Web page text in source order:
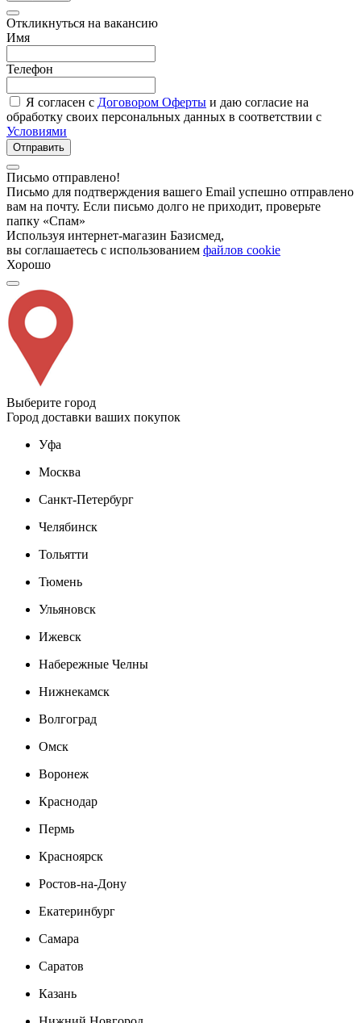
Откликнуться на вакансию
Имя
Телефон
Я согласен с Договором Оферты и даю согласие на
обработку своих персональных данных в соответствии с
Условиями
Отправить
Письмо отправлено!
Письмо для подтверждения вашего Email успешно отправлено
вам на почту. Если письмо долго не приходит, проверьте
папку «Спам»
Используя интернет-магазин Базисмед,
вы соглашаетесь с использованием файлов cookie
Хорошо
Выберите город
Город доставки ваших покупок
Уфа
Москва
Санкт-Петербург
Челябинск
Тольятти
Тюмень
Ульяновск
Ижевск
Набережные Челны
Нижнекамск
Волгоград
Омск
Воронеж
Краснодар
Пермь
Красноярск
Ростов-на-Дону
Екатеринбург
Самара
Саратов
Казань